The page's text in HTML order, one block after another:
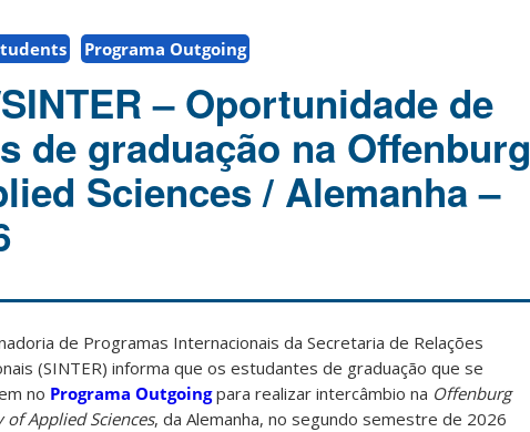
Programa Outgoing
– Oportunidade de
de graduação na Offenburg
Sciences / Alemanha –
de Programas Internacionais da Secretaria de Relações
(SINTER) informa que os estudantes de graduação que se
no Programa Outgoingpara realizar intercâmbio na Offenburg
of Applied Sciences, da Alemanha, no segundo semestre de 2026